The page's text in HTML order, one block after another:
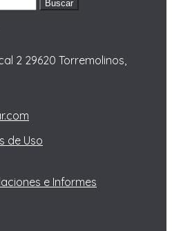
2 29620 Torremolinos,
de Uso
e Informes